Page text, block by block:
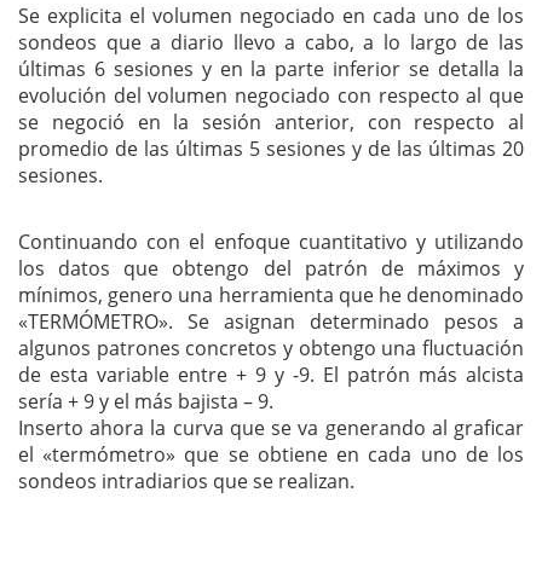
Se explicita el volumen negociado en cada uno de los
sondeos que a diario llevo a cabo, a lo largo de las
últimas 6 sesiones y en la parte inferior se detalla la
evolución del volumen negociado con respecto al que
se negoció en la sesión anterior, con respecto al
promedio de las últimas 5 sesiones y de las últimas 20
sesiones.
Continuando con el enfoque cuantitativo y utilizando
los datos que obtengo del patrón de máximos y
mínimos, genero una herramienta que he denominado
«TERMÓMETRO». Se asignan determinado pesos a
algunos patrones concretos y obtengo una fluctuación
de esta variable entre + 9 y -9. El patrón más alcista
sería + 9 y el más bajista – 9.
Inserto ahora la curva que se va generando al graficar
el «termómetro» que se obtiene en cada uno de los
sondeos intradiarios que se realizan.